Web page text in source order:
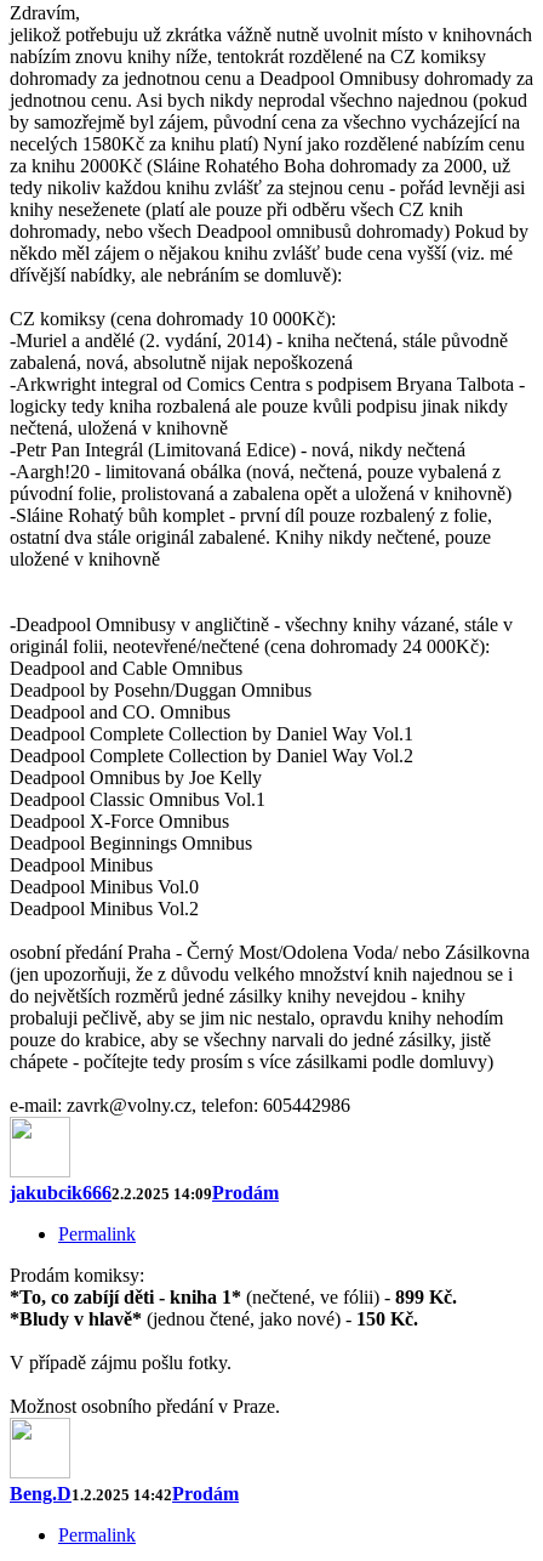
Zdravím,
jelikož potřebuju už zkrátka vážně nutně uvolnit místo v knihovnách
nabízím znovu knihy níže, tentokrát rozdělené na CZ komiksy
dohromady za jednotnou cenu a Deadpool Omnibusy dohromady za
jednotnou cenu. Asi bych nikdy neprodal všechno najednou (pokud
by samozřejmě byl zájem, původní cena za všechno vycházející na
necelých 1580Kč za knihu platí) Nyní jako rozdělené nabízím cenu
za knihu 2000Kč (Sláine Rohatého Boha dohromady za 2000, už
tedy nikoliv každou knihu zvlášť za stejnou cenu - pořád levněji asi
knihy neseženete (platí ale pouze při odběru všech CZ knih
dohromady, nebo všech Deadpool omnibusů dohromady) Pokud by
někdo měl zájem o nějakou knihu zvlášť bude cena vyšší (viz. mé
dřívější nabídky, ale nebráním se domluvě):
CZ komiksy (cena dohromady 10 000Kč):
-Muriel a andělé (2. vydání, 2014) - kniha nečtená, stále původně
zabalená, nová, absolutně nijak nepoškozená
-Arkwright integral od Comics Centra s podpisem Bryana Talbota -
logicky tedy kniha rozbalená ale pouze kvůli podpisu jinak nikdy
nečtená, uložená v knihovně
-Petr Pan Integrál (Limitovaná Edice) - nová, nikdy nečtená
-Aargh!20 - limitovaná obálka (nová, nečtená, pouze vybalená z
púvodní folie, prolistovaná a zabalena opět a uložená v knihovně)
-Sláine Rohatý bůh komplet - první díl pouze rozbalený z folie,
ostatní dva stále originál zabalené. Knihy nikdy nečtené, pouze
uložené v knihovně
-Deadpool Omnibusy v angličtině - všechny knihy vázané, stále v
originál folii, neotevřené/nečtené (cena dohromady 24 000Kč):
Deadpool and Cable Omnibus
Deadpool by Posehn/Duggan Omnibus
Deadpool and CO. Omnibus
Deadpool Complete Collection by Daniel Way Vol.1
Deadpool Complete Collection by Daniel Way Vol.2
Deadpool Omnibus by Joe Kelly
Deadpool Classic Omnibus Vol.1
Deadpool X-Force Omnibus
Deadpool Beginnings Omnibus
Deadpool Minibus
Deadpool Minibus Vol.0
Deadpool Minibus Vol.2
osobní předání Praha - Černý Most/Odolena Voda/ nebo Zásilkovna
(jen upozorňuji, že z důvodu velkého množství knih najednou se i
do největších rozměrů jedné zásilky knihy nevejdou - knihy
probaluji pečlivě, aby se jim nic nestalo, opravdu knihy nehodím
pouze do krabice, aby se všechny narvali do jedné zásilky, jistě
chápete - počítejte tedy prosím s více zásilkami podle domluvy)
e-mail: zavrk@volny.cz, telefon: 605442986
jakubcik6662.2.2025 14:09Prodám
Permalink
Prodám komiksy:
*To, co zabíjí děti - kniha 1* (nečtené, ve fólii) - 899 Kč.
*Bludy v hlavě* (jednou čtené, jako nové) - 150 Kč.
V případě zájmu pošlu fotky.
Možnost osobního předání v Praze.
Beng.D1.2.2025 14:42Prodám
Permalink